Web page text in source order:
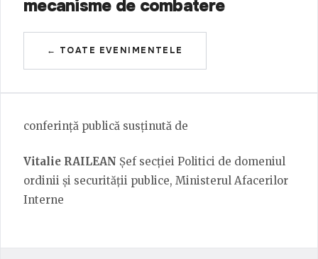
mecanisme de combatere
← TOATE EVENIMENTELE
conferință publică susținută de
Vitalie RAILEAN Șef secției Politici de domeniul
ordinii și securității publice, Ministerul Afacerilor
Interne